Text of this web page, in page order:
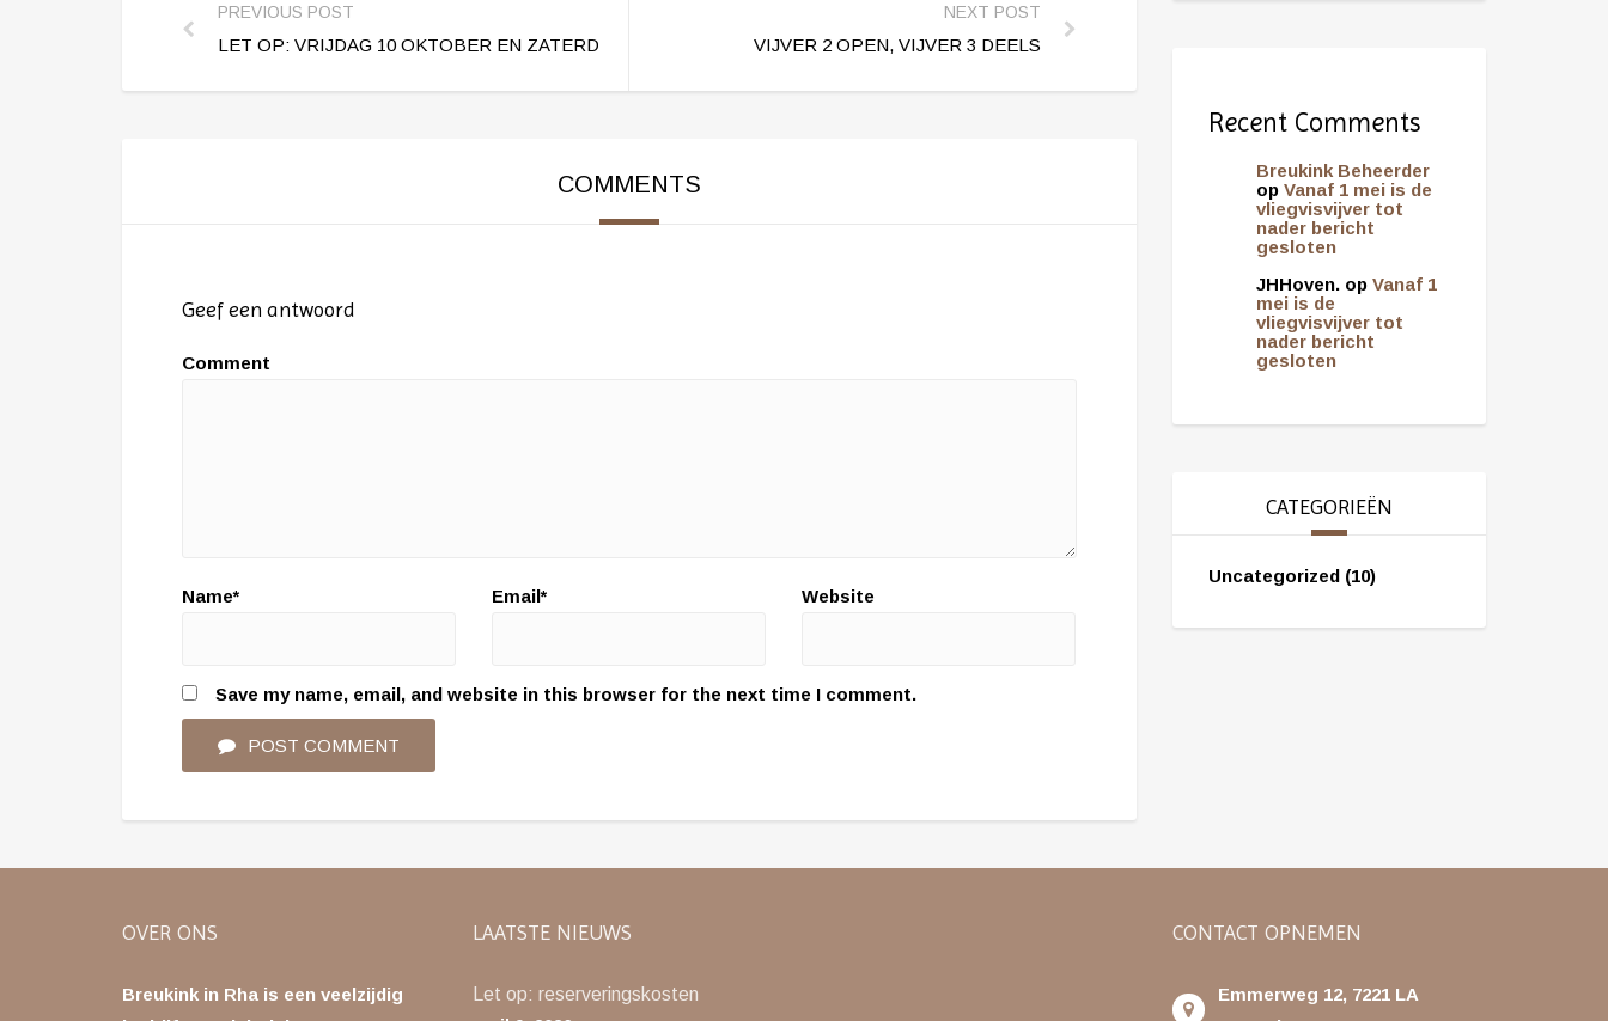
PREVIOUS POST
LET OP: VRIJDAG 10 OKTOBER EN ZATERDAG 18 OKTOBER KAN ER NIET GEVIST WORDEN IVM HONDENPROEVEN
NEXT POST
VIJVER 2 OPEN, VIJVER 3 DEELS
COMMENTS
Geef een antwoord
Comment
Name* Email* Website
Save my name, email, and website in this browser for the next time I comment.
POST COMMENT
Recent Comments
Breukink Beheerder
op Vanaf 1 mei is de
vliegvisvijver tot
nader bericht
gesloten
JHHoven.op Vanaf 1
mei is de
vliegvisvijver tot
nader bericht
gesloten
CATEGORIEËN
Uncategorized(10)
OVER ONS
Breukink in Rha is een veelzijdig
LAATSTE NIEUWS
Let op: reserveringskosten
CONTACT OPNEMEN
Emmerweg 12, 7221 LA